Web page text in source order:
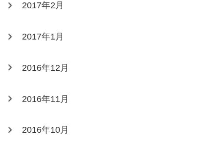
2017年2月
2017年1月
2016年12月
2016年11月
2016年10月